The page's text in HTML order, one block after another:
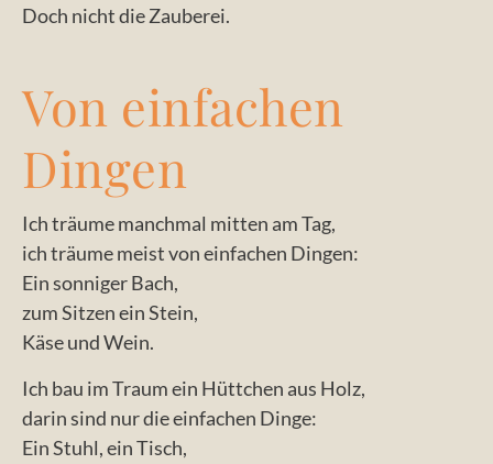
Doch nicht die Zauberei.
Von einfachen
Dingen
Ich träume manchmal mitten am Tag,
ich träume meist von einfachen Dingen:
Ein sonniger Bach,
zum Sitzen ein Stein,
Käse und Wein.
Ich bau im Traum ein Hüttchen aus Holz,
darin sind nur die einfachen Dinge:
Ein Stuhl, ein Tisch,